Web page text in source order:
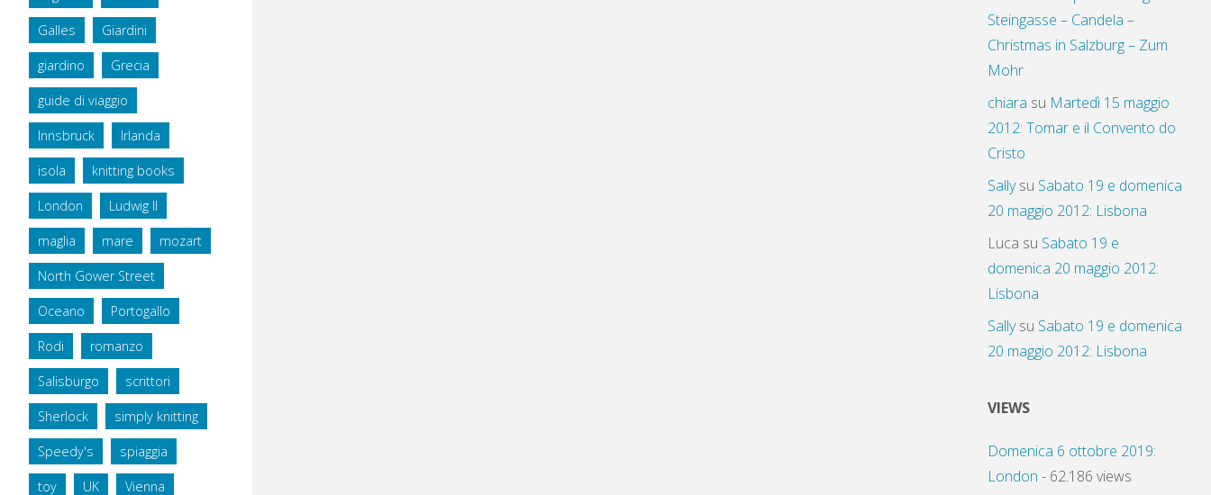
Galles Giardini
giardino Grecia
guide di viaggio
Innsbruck Irlanda
isola knitting books
London Ludwig II
maglia mare mozart
North Gower Street
Oceano Portogallo
Rodi romanzo
Salisburgo scrittori
Sherlock simply knitting
Speedy's spiaggia
toy UK Vienna
Steingasse – Candela –
Christmas in Salzburg – Zum
Mohr
chiara su Martedì 15 maggio
2012: Tomar e il Convento do
Cristo
Sallysu Sabato 19 e domenica
20 maggio 2012: Lisbona
Luca su Sabato 19 e
domenica 20 maggio 2012:
Lisbona
Sallysu Sabato 19 e domenica
20 maggio 2012: Lisbona
VIEWS
Domenica 6 ottobre 2019:
London - 62.186 views